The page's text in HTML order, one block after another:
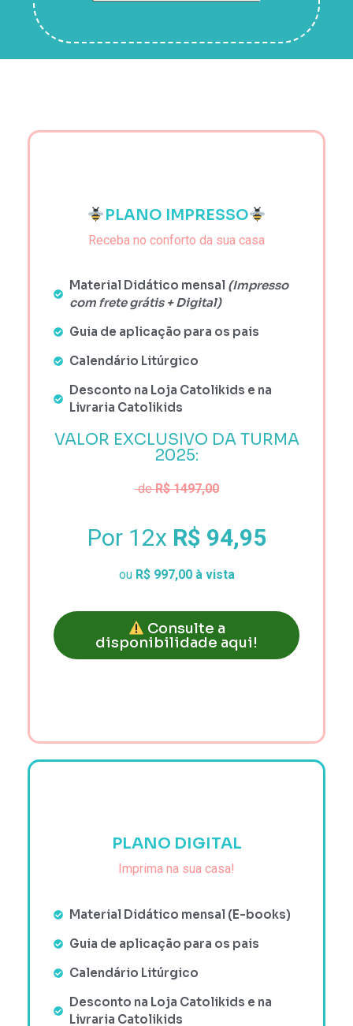
PLANO IMPRESSO
Receba no conforto da sua casa
Material Didático mensal (Impresso
com frete grátis + Digital)
Guia de aplicação para os pais
Calendário Litúrgico
Desconto na Loja Catolikids e na
Livraria Catolikids
VALOR EXCLUSIVO DA TURMA
2025:
deR$ 1497,00
Por 12x R$ 94,95
ou R$ 997,00 à vista
Consulte a
disponibilidade aqui!
PLANO DIGITAL
Imprima na sua casa!
Material Didático mensal (E-books)
Guia de aplicação para os pais
Calendário Litúrgico
Desconto na Loja Catolikids e na
Livraria Catolikids